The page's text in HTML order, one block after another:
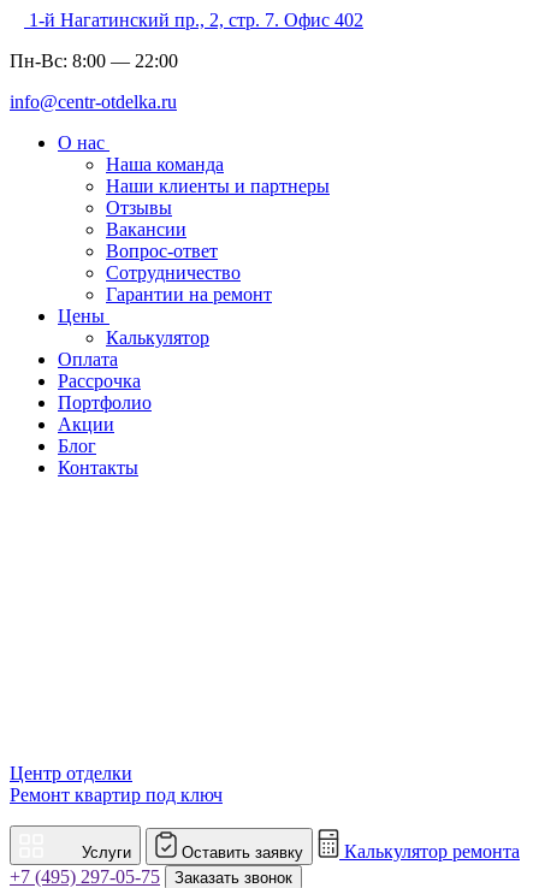
1-й Нагатинский пр., 2, стр. 7. Офис 402
Пн-Вс: 8:00 — 22:00
info@centr-otdelka.ru
О нас
Наша команда
Наши клиенты и партнеры
Отзывы
Вакансии
Вопрос-ответ
Сотрудничество
Гарантии на ремонт
Цены
Калькулятор
Оплата
Рассрочка
Портфолио
Акции
Блог
Контакты
Центр отделки
Ремонт квартир под ключ
Услуги Оставить заявку
Калькулятор ремонта
+7 (495) 297-05-75
Заказать звонок